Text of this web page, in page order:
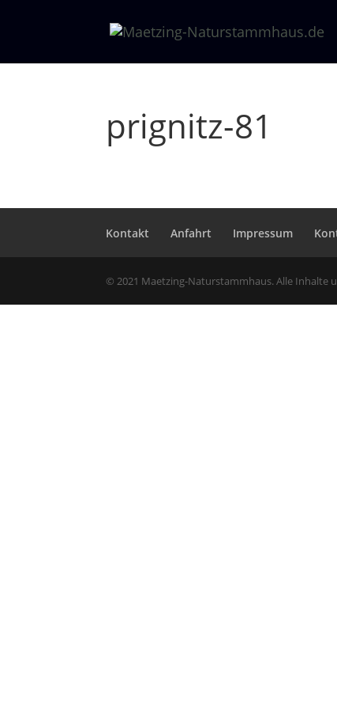
prignitz-81
Kontakt Anfahrt Impressum
© 2021 Maetzing-Naturstammhaus. Alle Inhalte